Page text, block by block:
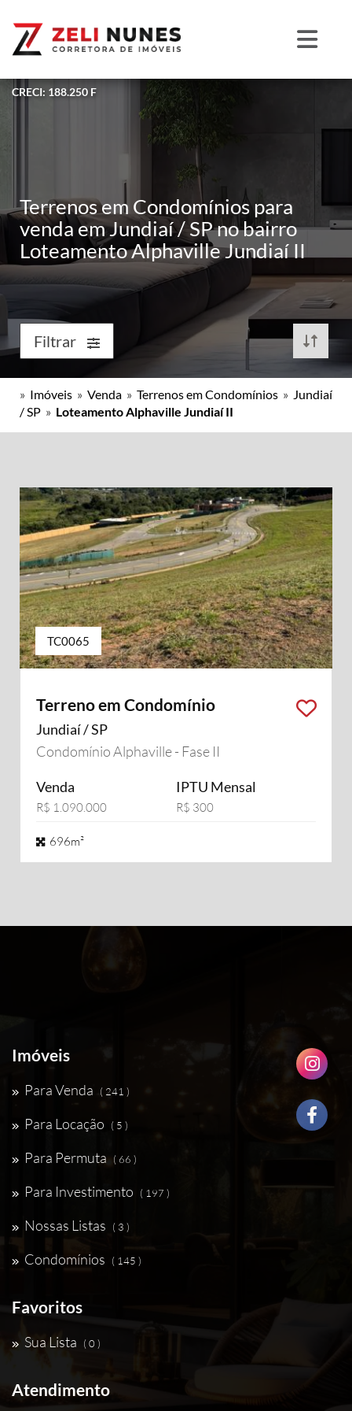
CRECI: 188.250 F
Terrenos em Condomínios para
venda em Jundiaí / SP no bairro
Loteamento Alphaville Jundiaí II
Filtrar
» Imóveis » Venda » Terrenos em Condomínios » Jundiaí
/ SP » Loteamento Alphaville Jundiaí II
TC0065
Terreno em Condomínio
Jundiaí / SP
Condomínio Alphaville - Fase II
Venda
R$ 1.090.000
IPTU Mensal
R$ 300
696m²
Imóveis
Para Venda ( 241 )
Para Locação ( 5 )
Para Permuta ( 66 )
Para Investimento ( 197 )
Nossas Listas ( 3 )
Condomínios ( 145 )
Favoritos
Sua Lista ( 0 )
Atendimento